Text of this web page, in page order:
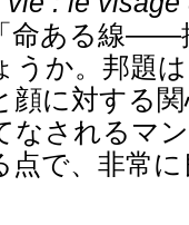
命ある線――
うか。邦題
顔に対する
なされるマ
点で、非常